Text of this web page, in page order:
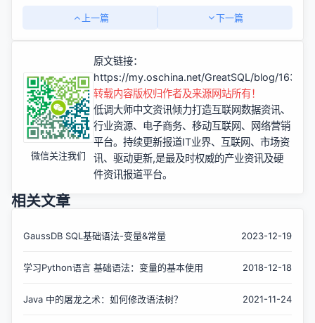
上一篇 下一篇
微信关注我们
原文链接：
https://my.oschina.net/GreatSQL/blog/
转载内容版权归作者及来源网站所有！
低调大师中文资讯倾力打造互联网数据资讯、
行业资源、电子商务、移动互联网、网络营销
平台。持续更新报道IT业界、互联网、市场资
讯、驱动更新,是最及时权威的产业资讯及硬
件资讯报道平台。
相关文章
GaussDB SQL基础语法-变量&常量 2023-12-19
学习Python语言 基础语法：变量的基本使用 2018-12-18
Java 中的屠龙之术：如何修改语法树？ 2021-11-24